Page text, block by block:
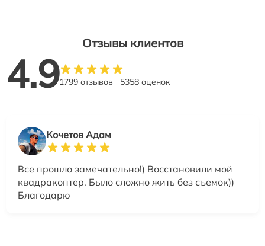
Отзывы клиентов
4.91799 отзывов 5358 оценок
Кочетов Адам
Все прошло замечательно!) Восстановили мой
квадракоптер. Было сложно жить без съемок))
Благодарю